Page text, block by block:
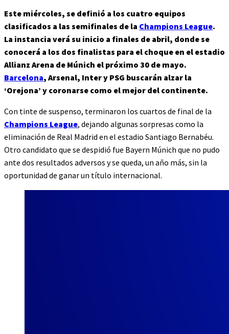
Este miércoles, se definió a los cuatro equipos
clasificados a las semifinales de la Champions League.
La instancia verá su inicio a finales de abril, donde se
conocerá a los dos finalistas para el choque en el estadio
Allianz Arena de Múnich el próximo 30 de mayo.
Barcelona, Arsenal, Inter y PSG buscarán alzar la
‘Orejona’ y coronarse como el mejor del continente.
Con tinte de suspenso, terminaron los cuartos de final de la
Champions League, dejando algunas sorpresas como la
eliminación de Real Madrid en el estadio Santiago Bernabéu.
Otro candidato que se despidió fue Bayern Múnich que no pudo
ante dos resultados adversos y se queda, un año más, sin la
oportunidad de ganar un título internacional.